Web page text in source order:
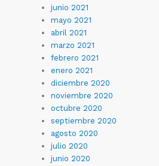
junio 2021
mayo 2021
abril 2021
marzo 2021
febrero 2021
enero 2021
diciembre 2020
noviembre 2020
octubre 2020
septiembre 2020
agosto 2020
julio 2020
junio 2020